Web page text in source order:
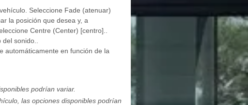
Seleccione Fade (atenuar)
la posición que desea y, a
Centre (Center) [centro]..
sonido..
automáticamente en función de la
podrían variar.
las opciones disponibles podrían